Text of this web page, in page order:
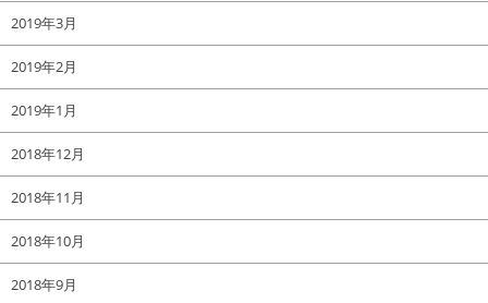
2019年3月
2019年2月
2019年1月
2018年12月
2018年11月
2018年10月
2018年9月